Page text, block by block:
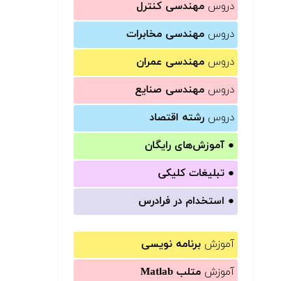
دروس مهندسی کنترل
دروس مهندسی مخابرات
دروس مهندسی عمران
دروس مهندسی صنایع
دروس رشته اقتصاد
● آموزش‌های رایگان
● تبلیغات کلیکی
● استخدام در فرادرس
آموزش برنامه نویسی
آموزش متلب Matlab